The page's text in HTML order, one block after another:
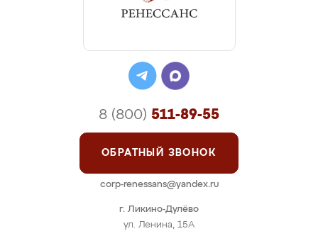
г. Ликино-Дулёво
ул. Ленина, 15А
8 (800) 511-89-55
ОБРАТНЫЙ ЗВОНОК
corp-renessans@yandex.ru